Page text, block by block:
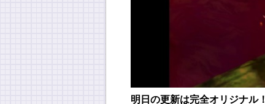
明日の更新は完全オリジナル！